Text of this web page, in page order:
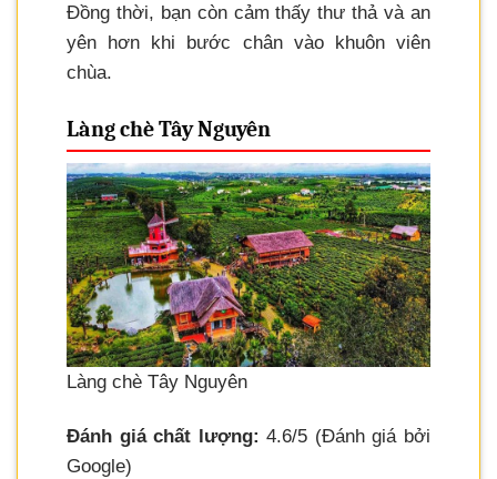
Đồng thời, bạn còn cảm thấy thư thả và an
yên hơn khi bước chân vào khuôn viên
chùa.
Làng chè Tây Nguyên
Làng chè Tây Nguyên
Đánh giá chất lượng: 4.6/5 (Đánh giá bởi
Google)